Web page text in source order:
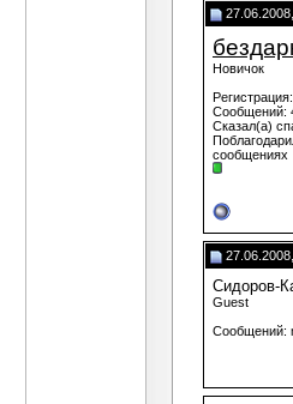
Новичок
Сообщений:
Сказал(а)
сообщениях
Сидоров-
Guest
Сообщений: